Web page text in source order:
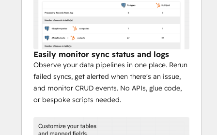
Easily monitor sync status and logs
Observe your data pipelines in one place. Rerun
failed syncs, get alerted when there's an issue,
and monitor CRUD events. No APIs, glue code,
or bespoke scripts needed.